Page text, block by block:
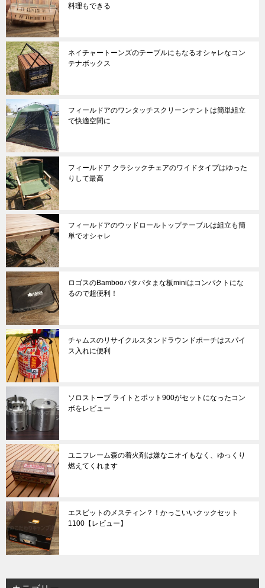
料理もできる
ネイチャートーンズのテーブルにもなるオシャレなコン
テナボックス
フィールドアのワンタッチスクリーンテントは簡単組立
で快適空間に
フィールドア クラシックチェアのワイドタイプはゆった
りして最高
フィールドアのウッドロールトップテーブルは組立も簡
単でオシャレ
ロゴスのBambooパタパタまな板miniはコンパクトにな
るので超便利！
チャムスのリサイクルスタンドラウンドポーチはスパイ
ス入れに便利
ソロストーブ ライトとポット900がセットになったコン
ボをレビュー
ユニフレーム森の着火剤は嫌なニオイもなく、ゆっくり
燃えてくれます
エスビットのメスティン？！かっこいいクックセット
1100【レビュー】